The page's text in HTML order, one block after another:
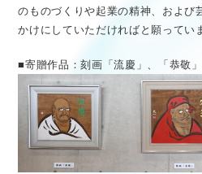
のものづくりや起業の精神、および
かけにしていただければと願ってい
■寄贈作品：刻画「流慶」、「恭敬」